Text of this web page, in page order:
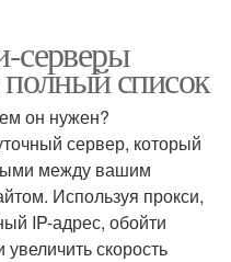
серверы
список
он нужен?
сервер, который
между вашим
Используя прокси,
IP-адрес, обойти
скорость